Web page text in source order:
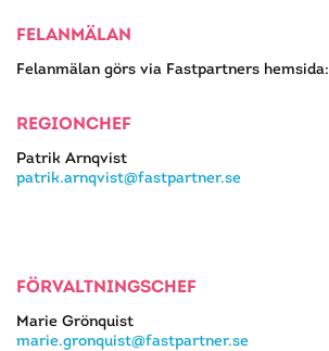
FELANMÄLAN
Felanmälan görs via Fastpartners hemsida:
REGIONCHEF
Patrik Arnqvist
patrik.arnqvist@fastpartner.se
FÖRVALTNINGSCHEF
Marie Grönquist
marie.gronquist@fastpartner.se